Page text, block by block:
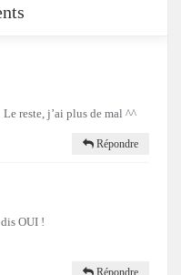
reste, j’ai plus de mal ^^
Répondre
OUI !
Répondre